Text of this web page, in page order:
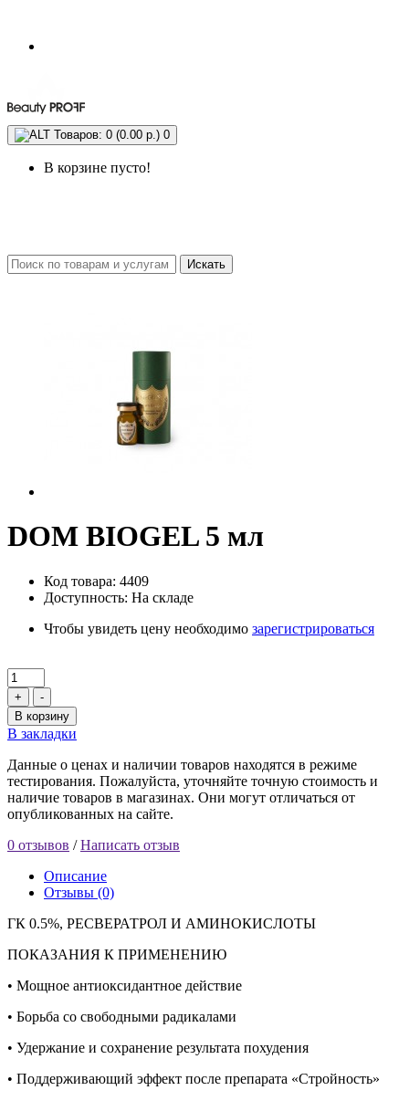
Товаров: 0 (0.00 р.) 0
В корзине пусто!
Искать
DOM BIOGEL 5 мл
Код товара: 4409
Доступность: На складе
Чтобы увидеть цену необходимо зарегистрироваться
+
-
В корзину
В закладки
Данные о ценах и наличии товаров находятся в режиме
тестирования. Пожалуйста, уточняйте точную стоимость и
наличие товаров в магазинах. Они могут отличаться от
опубликованных на сайте.
0 отзывов /Написать отзыв
Описание
Отзывы (0)
ГК 0.5%, РЕСВЕРАТРОЛ И АМИНОКИСЛОТЫ
ПОКАЗАНИЯ К ПРИМЕНЕНИЮ
• Мощное антиоксидантное действие
• Борьба со свободными радикалами
• Удержание и сохранение результата похудения
• Поддерживающий эффект после препарата «Стройность»